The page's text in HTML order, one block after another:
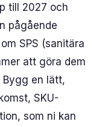
till 2027 och
pågående
SPS (sanitära
att göra dem
en lätt,
SKU-
som ni kan